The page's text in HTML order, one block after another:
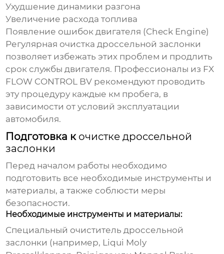
Ухудшение динамики разгона
Увеличение расхода топлива
Появление ошибок двигателя (Check Engine)
Регулярная очистка дроссельной заслонки
позволяет избежать этих проблем и продлить
срок службы двигателя. Профессионалы из FX
FLOW CONTROL BV рекомендуют проводить
эту процедуру каждые км пробега, в
зависимости от условий эксплуатации
автомобиля.
Подготовка к очистке дроссельной
заслонки
Перед началом работы необходимо
подготовить все необходимые инструменты и
материалы, а также соблюсти меры
безопасности.
Необходимые инструменты и материалы:
Специальный очиститель дроссельной
заслонки (например, Liqui Moly